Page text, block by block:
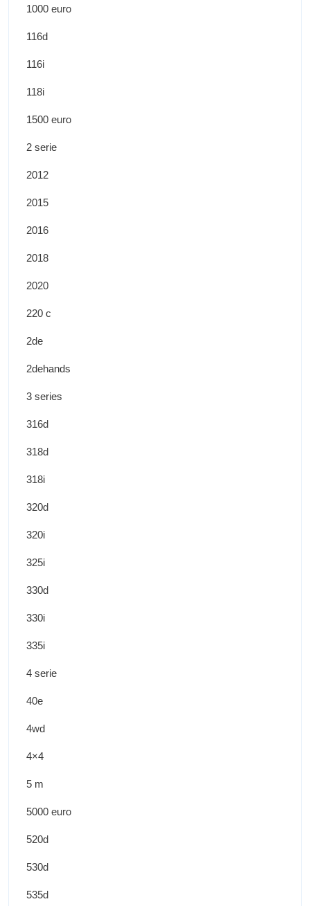
1000 euro
116d
116i
118i
1500 euro
2 serie
2012
2015
2016
2018
2020
220 c
2de
2dehands
3 series
316d
318d
318i
320d
320i
325i
330d
330i
335i
4 serie
40e
4wd
4×4
5 m
5000 euro
520d
530d
535d